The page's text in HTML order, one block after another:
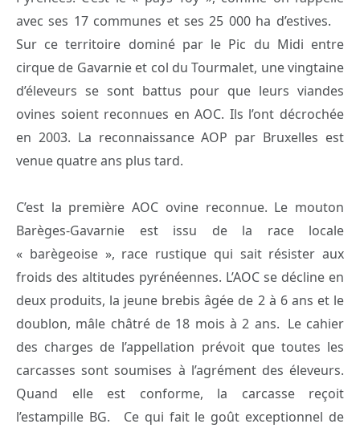
avec ses 17 communes et ses 25 000 ha d’estives.
Sur ce territoire dominé par le Pic du Midi entre
cirque de Gavarnie et col du Tourmalet, une vingtaine
d’éleveurs se sont battus pour que leurs viandes
ovines soient reconnues en AOC. Ils l’ont décrochée
en 2003. La reconnaissance AOP par Bruxelles est
venue quatre ans plus tard.
C’est la première AOC ovine reconnue. Le mouton
Barèges-Gavarnie est issu de la race locale
« barègeoise », race rustique qui sait résister aux
froids des altitudes pyrénéennes. L’AOC se décline en
deux produits, la jeune brebis âgée de 2 à 6 ans et le
doublon, mâle châtré de 18 mois à 2 ans. Le cahier
des charges de l’appellation prévoit que toutes les
carcasses sont soumises à l’agrément des éleveurs.
Quand elle est conforme, la carcasse reçoit
l’estampille BG. Ce qui fait le goût exceptionnel de